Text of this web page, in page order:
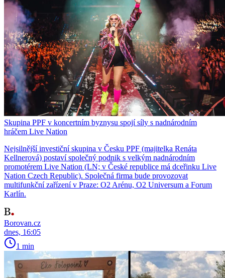
Skupina PPF v koncertním byznysu spojí síly s nadnárodním
hráčem Live Nation
Nejsilnější investiční skupina v Česku PPF (majitelka Renáta
Kellnerová) postaví společný podnik s velkým nadnárodním
promotérem Live Nation (LN; v České republice má dceřinku Live
Nation Czech Republic). Společná firma bude provozovat
multifunkční zařízení v Praze: O2 Arénu, O2 Universum a Forum
Karlín.
Borovan.cz
dnes, 16:05
1 min